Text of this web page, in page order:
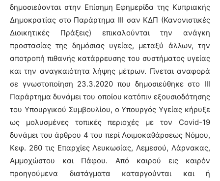
δημοσιεύονται στην Επίσημη Εφημερίδα της Κυπριακής
Δημοκρατίας στο Παράρτημα ΙΙΙ σαν ΚΔΠ (Κανονιστικές
Διοικητικές Πράξεις) επικαλούνται την ανάγκη
προστασίας της δημόσιας υγείας, μεταξύ άλλων, την
αποτροπή πιθανής κατάρρευσης του συστήματος υγείας
και την αναγκαιότητα λήψης μέτρων. Γίνεται αναφορά
σε γνωστοποίηση 23.3.2020 που δημοσιεύθηκε στο ΙΙΙ
Παράρτημα δυνάμει του οποίου κατόπιν εξουσιοδότησης
του Υπουργικού Συμβουλίου, ο Υπουργός Υγείας κήρυξε
ως μολυσμένες τοπικές περιοχές με τον Covid-19
δυνάμει του άρθρου 4 του περί Λοιμοκαθάρσεως Νόμου,
Κεφ. 260 τις Eπαρχίες Λευκωσίας, Λεμεσού, Λάρνακας,
Αμμοχώστου και Πάφου. Από καιρού εις καιρόν
προηγούμενα διατάγματα καταργούνται και ή